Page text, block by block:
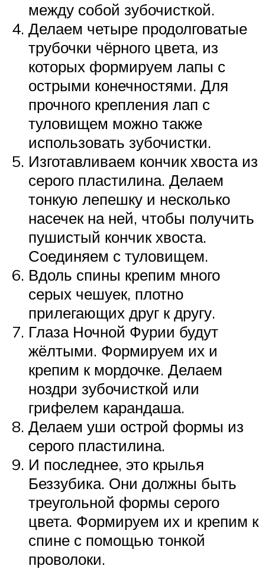
между собой зубочисткой.
Делаем четыре продолговатые
трубочки чёрного цвета, из
которых формируем лапы с
острыми конечностями. Для
прочного крепления лап с
туловищем можно также
использовать зубочистки.
Изготавливаем кончик хвоста из
серого пластилина. Делаем
тонкую лепешку и несколько
насечек на ней, чтобы получить
пушистый кончик хвоста.
Соединяем с туловищем.
Вдоль спины крепим много
серых чешуек, плотно
прилегающих друг к другу.
Глаза Ночной Фурии будут
жёлтыми. Формируем их и
крепим к мордочке. Делаем
ноздри зубочисткой или
грифелем карандаша.
Делаем уши острой формы из
серого пластилина.
И последнее, это крылья
Беззубика. Они должны быть
треугольной формы серого
цвета. Формируем их и крепим к
спине с помощью тонкой
проволоки.